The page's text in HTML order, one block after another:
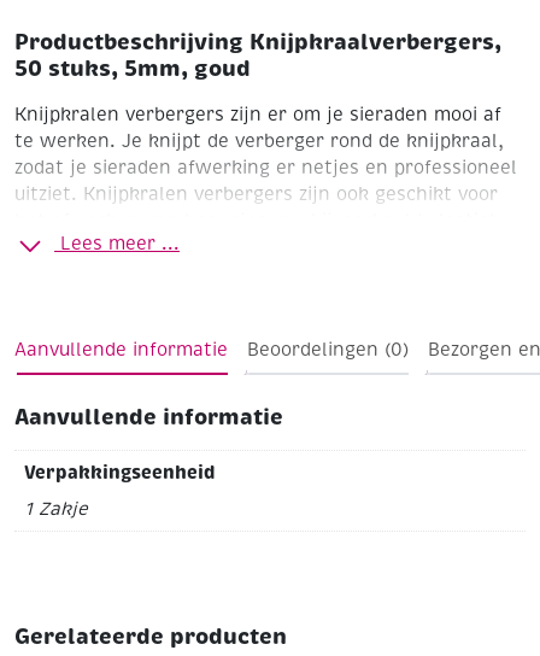
Productbeschrijving Knijpkraalverbergers,
50 stuks, 5mm, goud
Knijpkralen verbergers zijn er om je sieraden mooi af
te werken. Je knijpt de verberger rond de knijpkraal,
zodat je sieraden afwerking er netjes en professioneel
uitziet. Knijpkralen verbergers zijn ook geschikt voor
Lees meer ...
Aanvullende informatie Beoordelingen (0) Bezorgen
Aanvullende informatie
Verpakkingseenheid
1 Zakje
Gerelateerde producten